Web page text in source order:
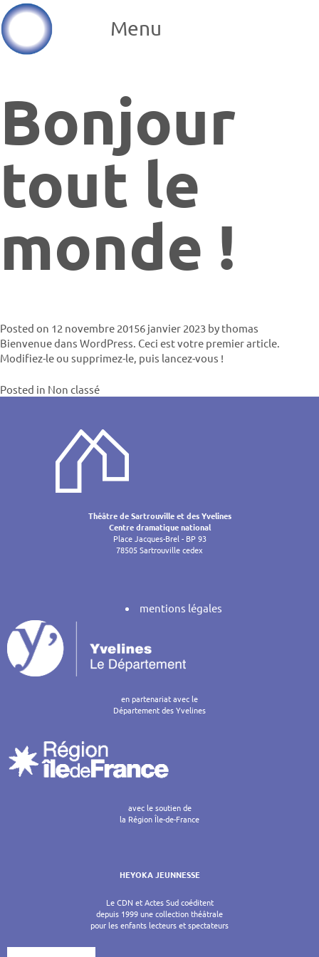
Menu
Bonjour
tout le
monde !
Posted on 12 novembre 20156 janvier 2023 by thomas
Bienvenue dans WordPress. Ceci est votre premier article.
Modifiez-le ou supprimez-le, puis lancez-vous !
Posted in Non classé
Théâtre de Sartrouville et des Yvelines
Centre dramatique national
Place Jacques-Brel - BP 93
78505 Sartrouville cedex
mentions légales
en partenariat avec le
Département des Yvelines
avec le soutien de
la Région Île-de-France
HEYOKA JEUNNESSE
Le CDN et Actes Sud coéditent
depuis 1999 une collection théâtrale
pour les enfants lecteurs et spectateurs